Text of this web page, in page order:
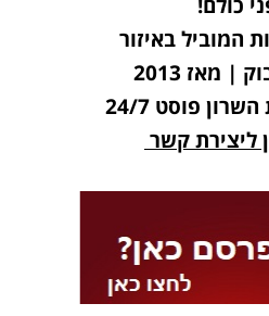
כולם!
המוביל באיזור
| מאז 2013
פוסט 24/7
ליצירת קשר